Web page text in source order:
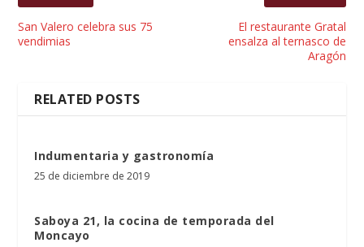
San Valero celebra sus 75
vendimias
El restaurante Gratal
ensalza al ternasco de
Aragón
RELATED POSTS
Indumentaria y gastronomía
25 de diciembre de 2019
Saboya 21, la cocina de temporada del
Moncayo